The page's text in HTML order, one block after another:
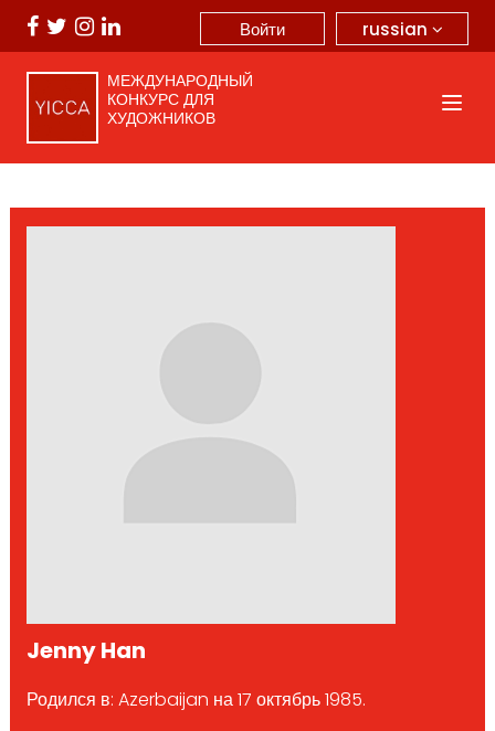
russian
Войти
МЕЖДУНАРОДНЫЙ
КОНКУРС ДЛЯ
ХУДОЖНИКОВ
Jenny Han
Родился в: Azerbaijan на 17 октябрь 1985.